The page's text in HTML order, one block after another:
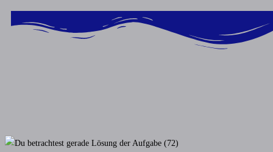
springen